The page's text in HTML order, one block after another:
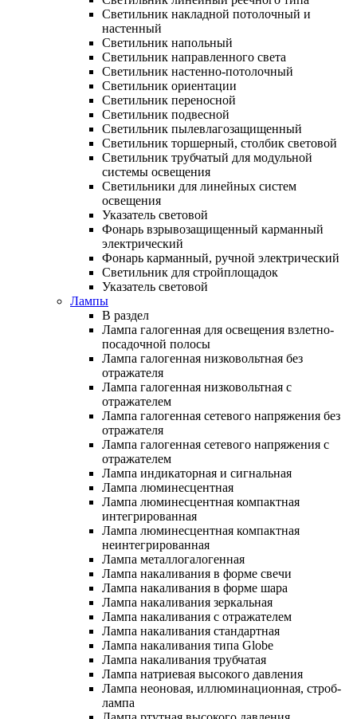
Светильник накладной потолочный и
настенный
Светильник напольный
Светильник направленного света
Светильник настенно-потолочный
Светильник ориентации
Светильник переносной
Светильник подвесной
Светильник пылевлагозащищенный
Светильник торшерный, столбик световой
Светильник трубчатый для модульной
системы освещения
Светильники для линейных систем
освещения
Указатель световой
Фонарь взрывозащищенный карманный
электрический
Фонарь карманный, ручной электрический
Светильник для стройплощадок
Указатель световой
Лампы
В раздел
Лампа галогенная для освещения взлетно-
посадочной полосы
Лампа галогенная низковольтная без
отражателя
Лампа галогенная низковольтная с
отражателем
Лампа галогенная сетевого напряжения без
отражателя
Лампа галогенная сетевого напряжения с
отражателем
Лампа индикаторная и сигнальная
Лампа люминесцентная
Лампа люминесцентная компактная
интегрированная
Лампа люминесцентная компактная
неинтегрированная
Лампа металлогалогенная
Лампа накаливания в форме свечи
Лампа накаливания в форме шара
Лампа накаливания зеркальная
Лампа накаливания с отражателем
Лампа накаливания стандартная
Лампа накаливания типа Globe
Лампа накаливания трубчатая
Лампа натриевая высокого давления
Лампа неоновая, иллюминационная, строб-
лампа